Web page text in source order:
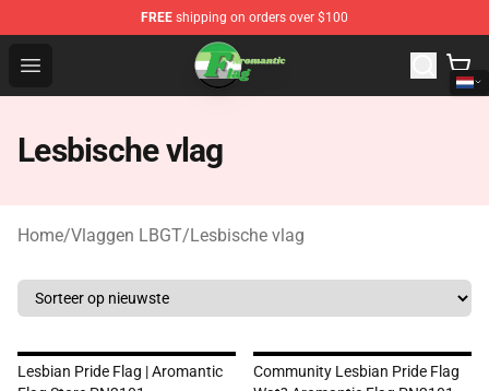
FREE shipping on orders over $100
Open menu
Aromantic Flag Shop - The Best Store of Aromantic Flag
Lesbische vlag
Home/Vlaggen LBGT/Lesbische vlag
Lesbian Pride Flag | Aromantic
Community Lesbian Pride Flag